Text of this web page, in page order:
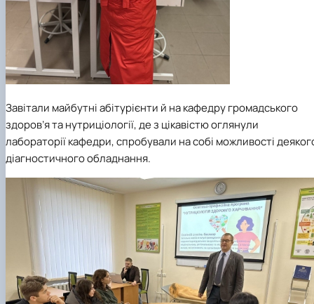
Завітали майбутні абітурієнти й на кафедру громадського
здоров’я та нутриціології, де з цікавістю оглянули
лабораторії кафедри, спробували на собі можливості
діагностичного обладнання.